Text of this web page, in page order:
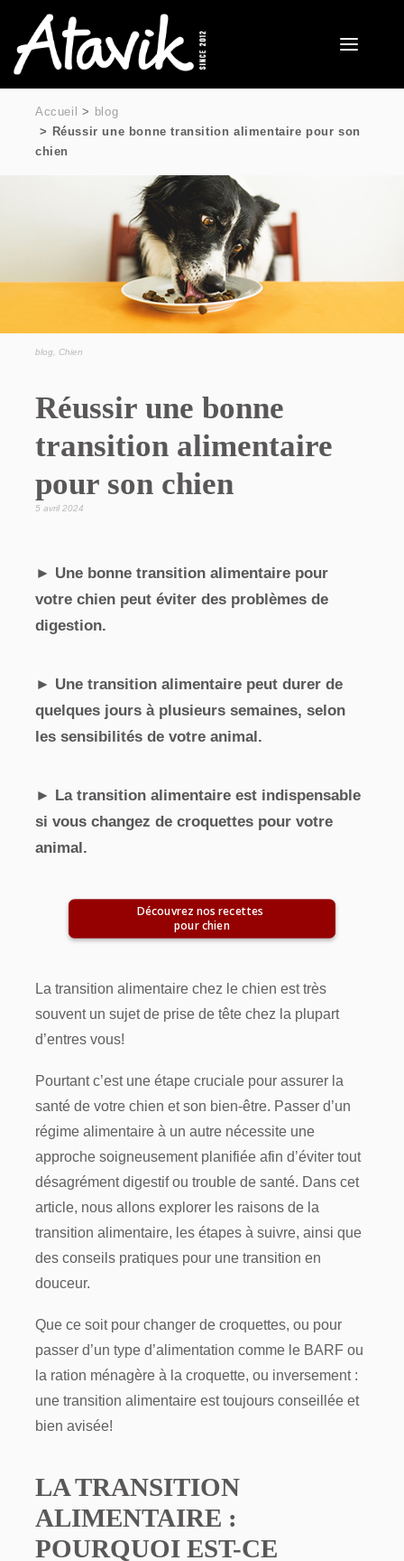
Accueil
blog
Réussir une bonne transition alimentaire pour son
chien
blog Chien
Réussir une bonne
transition alimentaire
pour son chien
5 avril 2024
► Une bonne transition alimentaire pour
votre chien peut éviter des problèmes de
digestion.
► Une transition alimentaire peut durer de
quelques jours à plusieurs semaines, selon
les sensibilités de votre animal.
► La transition alimentaire est indispensable
si vous changez de croquettes pour votre
animal.
Découvrez nos recettes
pour chien
La transition alimentaire chez le chien est très
souvent un sujet de prise de tête chez la plupart
d’entres vous!
Pourtant c’est une étape cruciale pour assurer la
santé de votre chien et son bien-être. Passer d’un
régime alimentaire à un autre nécessite une
approche soigneusement planifiée afin d’éviter tout
désagrément digestif ou trouble de santé. Dans cet
article, nous allons explorer les raisons de la
transition alimentaire, les étapes à suivre, ainsi que
des conseils pratiques pour une transition en
douceur.
Que ce soit pour changer de croquettes, ou pour
passer d’un type d’alimentation comme le BARF ou
la ration ménagère à la croquette, ou inversement :
une transition alimentaire est toujours conseillée et
bien avisée!
LA TRANSITION
ALIMENTAIRE :
POURQUOI EST-CE